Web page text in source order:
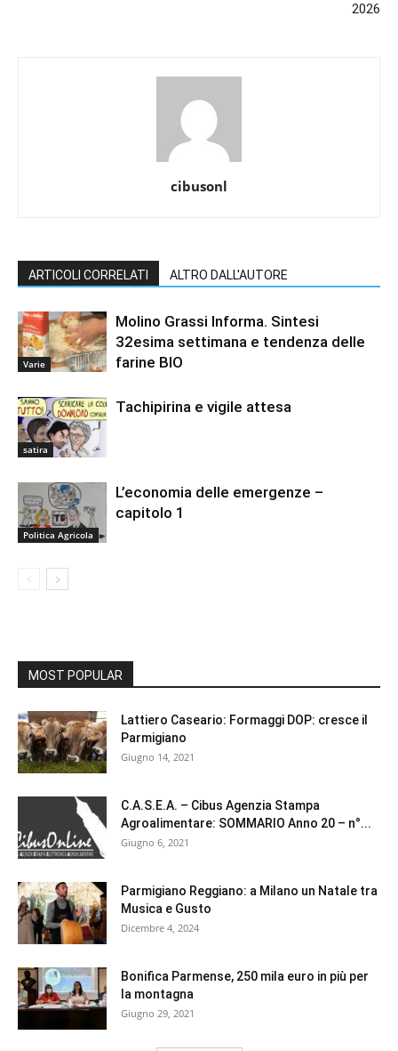
2026
cibusonl
ARTICOLI CORRELATI ALTRO DALL'AUTORE
Varie
Molino Grassi Informa. Sintesi
32esima settimana e tendenza delle
farine BIO
satira
Tachipirina e vigile attesa
Politica Agricola
L’economia delle emergenze –
capitolo 1
MOST POPULAR
Lattiero Caseario: Formaggi DOP: cresce il
Parmigiano
Giugno 14, 2021
C.A.S.E.A. – Cibus Agenzia Stampa
Agroalimentare: SOMMARIO Anno 20 – n°...
Giugno 6, 2021
Parmigiano Reggiano: a Milano un Natale tra
Musica e Gusto
Dicembre 4, 2024
Bonifica Parmense, 250 mila euro in più per
la montagna
Giugno 29, 2021